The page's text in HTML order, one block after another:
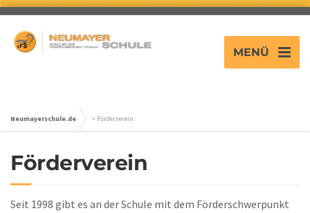
MENÜ
Neumayerschule.de > Förderverein
Förderverein
Seit 1998 gibt es an der Schule mit dem Förderschwerpunkt